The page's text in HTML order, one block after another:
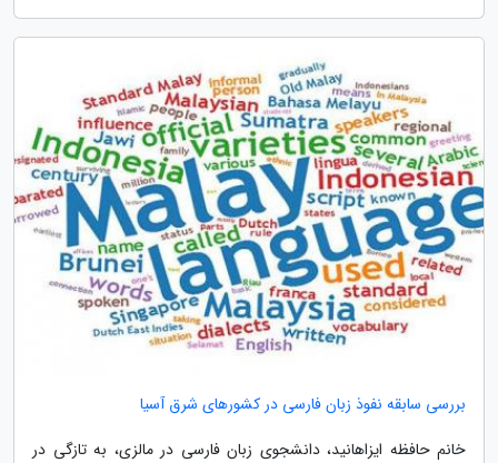
بررسی سابقه نفوذ زبان فارسی در کشورهای شرق آسیا
خانم حافظه ایزاهانید، دانشجوی زبان فارسی در مالزی، به تازگی در